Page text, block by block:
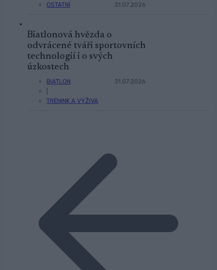
OSTATNÍ 31.07.2026
Biatlonová hvězda o
odvrácené tváři sportovních
technologií i o svých
úzkostech
BIATLON
TRÉNINK A VÝŽIVA
31.07.2026